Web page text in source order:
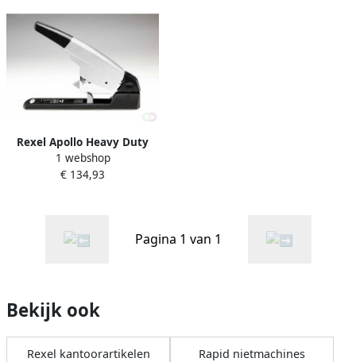
Rexel Apollo Heavy Duty
Nietmachine
1 webshop
€ 134,93
Pagina 1 van 1
Bekijk ook
Rexel kantoorartikelen Rapid nietmachines